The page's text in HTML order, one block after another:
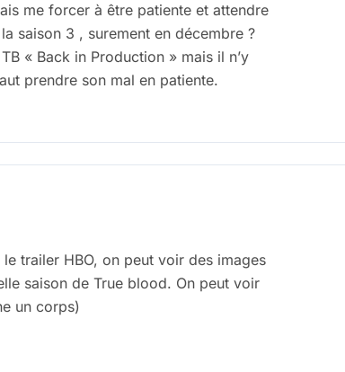
me forcer à être patiente et attendre
saison 3 , surement en décembre ?
« Back in Production » mais il n’y
prendre son mal en patiente.
trailer HBO, on peut voir des images
saison de True blood. On peut voir
un corps)